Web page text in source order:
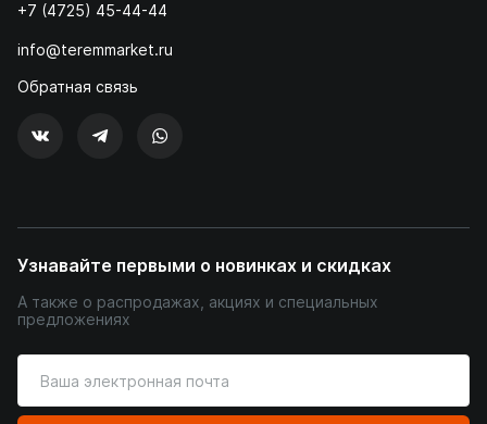
+7 (4725) 45-44-44
info@teremmarket.ru
Обратная связь
Узнавайте первыми о новинках и скидках
А также о распродажах, акциях и специальных
предложениях
ваш
адрес